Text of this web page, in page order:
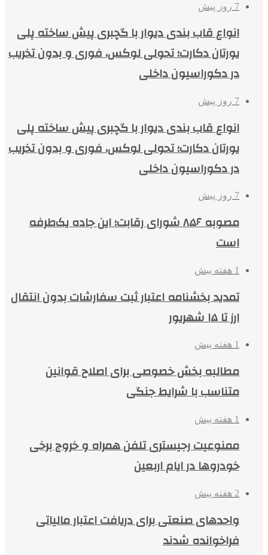
7 روز پیش
انواع قاب بندی دیوار با گچبری پیش ساخته پلی
یورتان دکارت؛ تحولی لوکس، فوری و بدون تخریب
در دکوراسیون داخلی
7 روز پیش
انواع قاب بندی دیوار با گچبری پیش ساخته پلی
یورتان دکارت؛ تحولی لوکس، فوری و بدون تخریب
در دکوراسیون داخلی
7 روز پیش
مصوبه ۸۵۶ شورای رقابت؛ این جاده یک‌طرفه
است
1 هفته پیش
تمدید بخشنامه اعتبار ثبت سفارشات بدون انتقال
ارز تا ۱۵ شهریور
1 هفته پیش
مطالبه بخش خصوصی برای اصلاح قوانین
متناسب با شرایط جنگی
1 هفته پیش
ممنوعیت رجیستری تلفن همراه و خروج برخی
خودروها در ایام اربعین
2 هفته پیش
واحدهای صنعتی برای دریافت اعتبار مالیاتی
فراخوانده شدند